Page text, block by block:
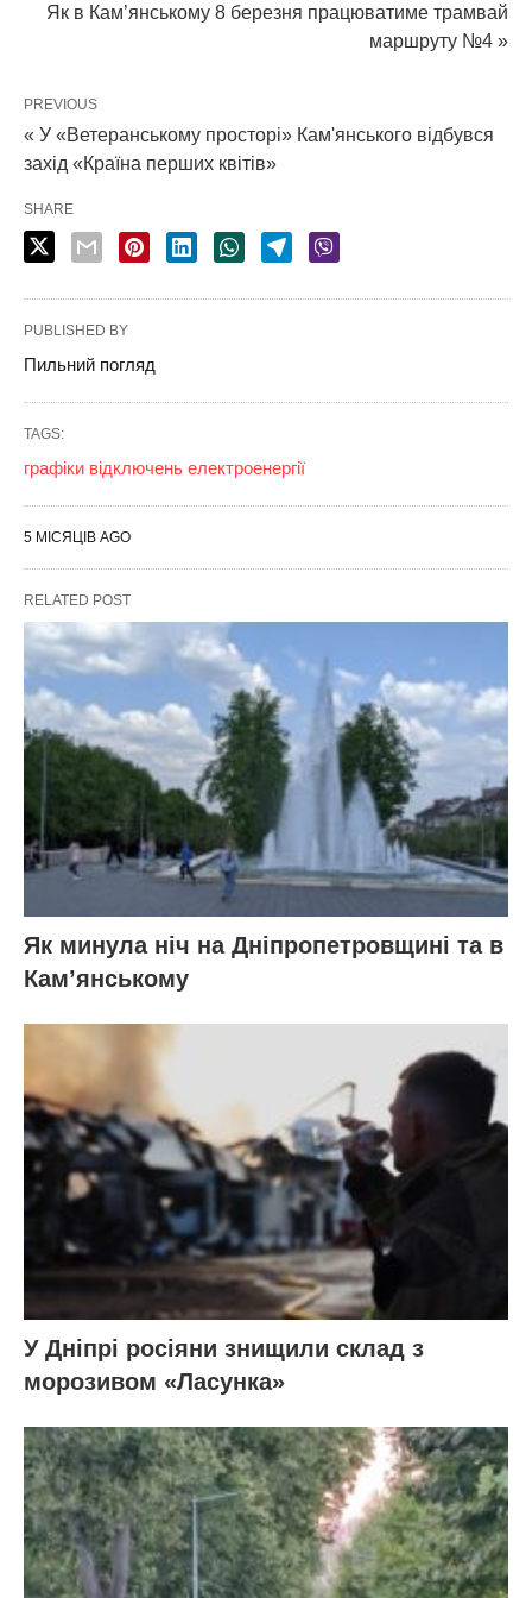
Як в Кам’янському 8 березня працюватиме трамвай
маршруту №4 »
PREVIOUS
« У «Ветеранському просторі» Кам'янського відбувся
захід «Країна перших квітів»
SHARE
PUBLISHED BY
Пильний погляд
TAGS:
графіки відключень електроенергії
5 МІСЯЦІВ AGO
RELATED POST
Як минула ніч на Дніпропетровщині та в
Кам’янському
У Дніпрі росіяни знищили склад з
морозивом «Ласунка»